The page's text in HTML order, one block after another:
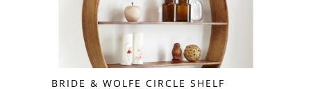
BRIDE & WOLFE CIRCLE SHELF